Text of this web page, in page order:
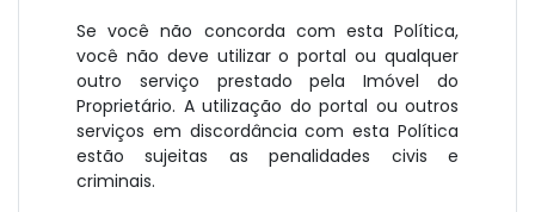
Se você não concorda com esta Política,
você não deve utilizar o portal ou qualquer
outro serviço prestado pela Imóvel do
Proprietário. A utilização do portal ou outros
serviços em discordância com esta Política
estão sujeitas as penalidades civis e
criminais.